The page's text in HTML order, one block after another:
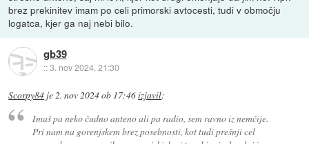
brez prekinitev imam po celi primorski avtocesti, tudi v območju
logatca, kjer ga naj nebi bilo.
gb39
::3. nov 2024, 21:30
Scorpy84 je2. nov 2024 ob 17:46izjavil:
Imaš pa neko čudno anteno ali pa radio, sem ravno iz nemčije.
Pri nam na gorenjskem brez posebnosti, kot tudi prešnji cel